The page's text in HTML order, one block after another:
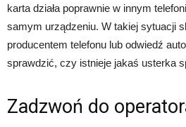
karta działa poprawnie w innym
samym urządzeniu. W takiej sytuacji
producentem telefonu lub odwiedź
sprawdzić, czy istnieje jakaś usterka
Zadzwoń do